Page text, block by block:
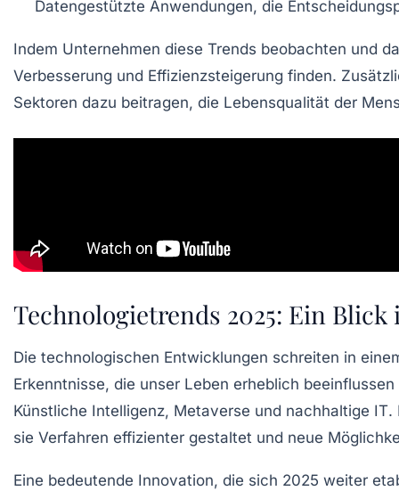
Datengestützte Anwendungen, die
Indem Unternehmen diese Trends beobachten und
Verbesserung und Effizienzsteigerung finden.
Sektoren dazu beitragen, die Lebensqualität der
Technologietrends 2025: Ein
Die technologischen Entwicklungen schreiten in
Erkenntnisse, die unser Leben erheblich
Künstliche Intelligenz, Metaverse und nachhaltige IT.
sie Verfahren effizienter gestaltet und neue
Eine bedeutende Innovation, die sich 2025 weiter